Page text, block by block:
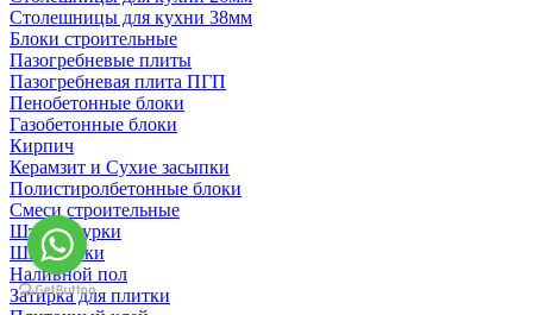
Столешницы для кухни 38мм
Блоки строительные
Пазогребневые плиты
Пазогребневая плита ПГП
Пенобетонные блоки
Газобетонные блоки
Кирпич
Керамзит и Сухие засыпки
Полистиролбетонные блоки
Смеси строительные
Штукартурки
Шпаклевки
Наливной пол
Затирка для плитки